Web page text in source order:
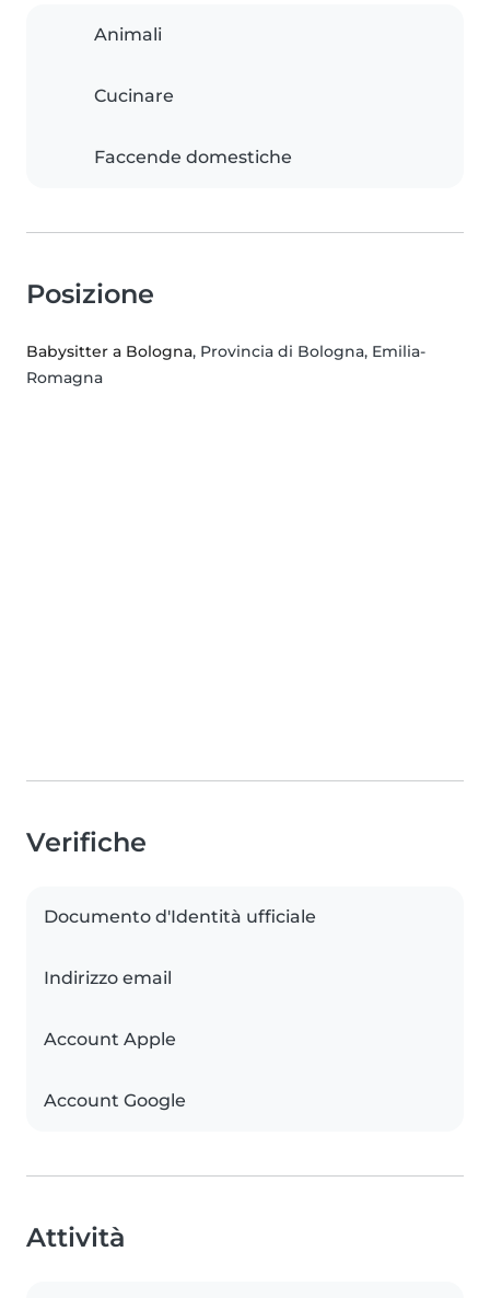
Animali
Cucinare
Faccende domestiche
Posizione
Babysitter a Bologna, Provincia di Bologna, Emilia-
Romagna
Verifiche
Documento d'Identità ufficiale
Indirizzo email
Account Apple
Account Google
Attività